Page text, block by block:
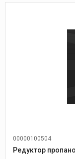
00000100504